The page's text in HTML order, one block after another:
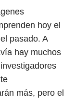
hoy el
pasado. A
hay muchos
más, pero el